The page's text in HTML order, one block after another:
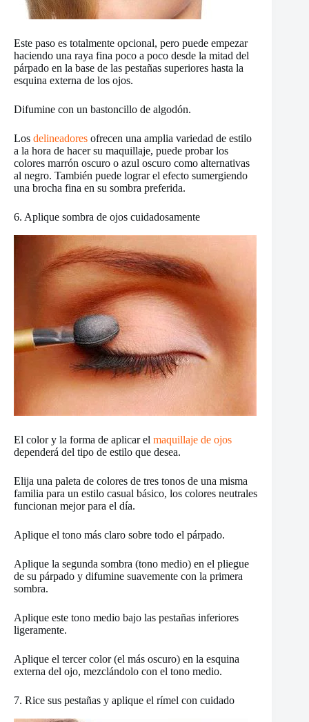
Este paso es totalmente opcional, pero puede empezar
haciendo una raya fina poco a poco desde la mitad del
párpado en la base de las pestañas superiores hasta la
esquina externa de los ojos.
Difumine con un bastoncillo de algodón.
Los delineadores ofrecen una amplia variedad de estilo
a la hora de hacer su maquillaje, puede probar los
colores marrón oscuro o azul oscuro como alternativas
al negro. También puede lograr el efecto sumergiendo
una brocha fina en su sombra preferida.
6. Aplique sombra de ojos cuidadosamente
El color y la forma de aplicar el maquillaje de ojos
dependerá del tipo de estilo que desea.
Elija una paleta de colores de tres tonos de una misma
familia para un estilo casual básico, los colores neutrales
funcionan mejor para el día.
Aplique el tono más claro sobre todo el párpado.
Aplique la segunda sombra (tono medio) en el pliegue
de su párpado y difumine suavemente con la primera
sombra.
Aplique este tono medio bajo las pestañas inferiores
ligeramente.
Aplique el tercer color (el más oscuro) en la esquina
externa del ojo, mezclándolo con el tono medio.
7. Rice sus pestañas y aplique el rímel con cuidado